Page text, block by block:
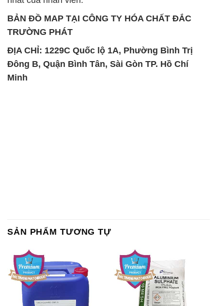
BẢN ĐỒ MAP TẠI CÔNG TY HÓA CHẤT ĐẮC
TRƯỜNG PHÁT
ĐỊA CHỈ: 1229C Quốc lộ 1A, Phường Bình Trị
Đông B, Quận Bình Tân, Sài Gòn TP. Hồ Chí
Minh
SẢN PHẨM TƯƠNG TỰ